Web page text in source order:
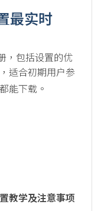
最实时
，包括设置的优
适合初期用户参
都能下载。
教学及注意事项